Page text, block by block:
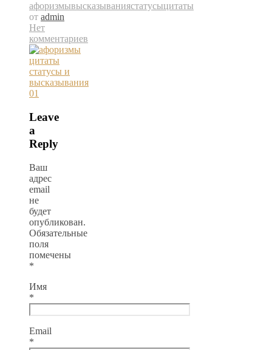
афоризмывысказываниястатусыцитаты
от admin
Нет
комментариев
Leave
a
Reply
Ваш
адрес
email
не
будет
опубликован.
Обязательные
поля
помечены
*
Имя
*
Email
*